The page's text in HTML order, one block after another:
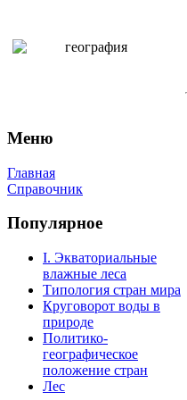
Меню
Главная
Справочник
Популярное
I. Экваториальные
влажные леса
Типология стран мира
Круговорот воды в
природе
Политико-
географическое
положение стран
Лес